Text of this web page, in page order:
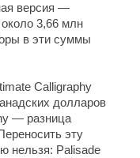
версия —
3,66 млн
в эти суммы
Calligraphy
долларов
— разница
эту
нельзя: Palisade